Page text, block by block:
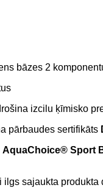
bāzes 2
izcilu ķīmisko
pārbaudes sertifikāts
AquaChoice® Sport
sajaukta